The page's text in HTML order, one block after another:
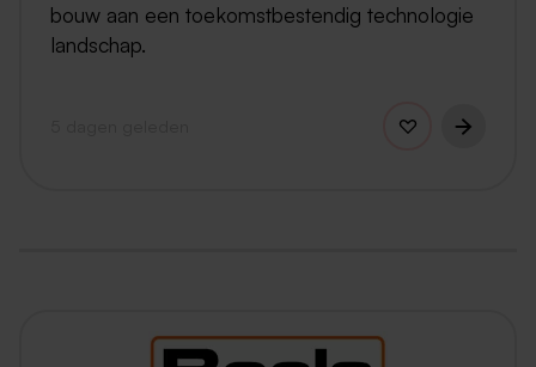
bouw aan een toekomstbestendig technologie
landschap.